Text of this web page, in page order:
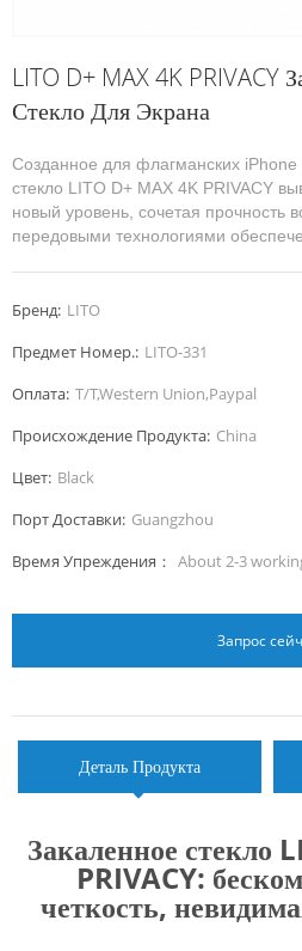
LITO D+ MAX 4K PRIVACY
Стекло Для Экрана
Созданное для флагманских iPhone
стекло LITO D+ MAX 4K PRIVACY
новый уровень, сочетая прочность
передовыми технологиями
Бренд: LITO
Предмет Номер.: LITO-331
Оплата: T/T,Western Union,Paypal
Происхождение Продукта: China
Цвет: Black
Порт Доставки: Guangzhou
Время Упреждения： About 2-3
Запрос
Деталь Продукта
Закаленное стекло
PRIVACY:
четкость,